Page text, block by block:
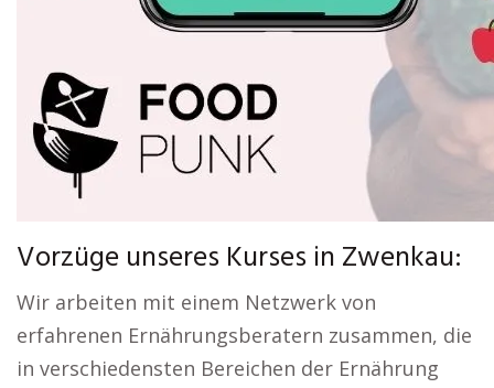
Vorzüge unseres Kurses in Zwenkau:
Wir arbeiten mit einem Netzwerk von
erfahrenen Ernährungsberatern zusammen, die
in verschiedensten Bereichen der Ernährung